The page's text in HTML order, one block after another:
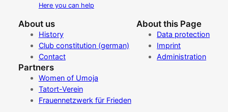
Here you can help
About us
History
Club constitution (german)
Contact
About this Page
Data protection
Imprint
Administration
Partners
Women of Umoja
Tatort-Verein
Frauennetzwerk für Frieden